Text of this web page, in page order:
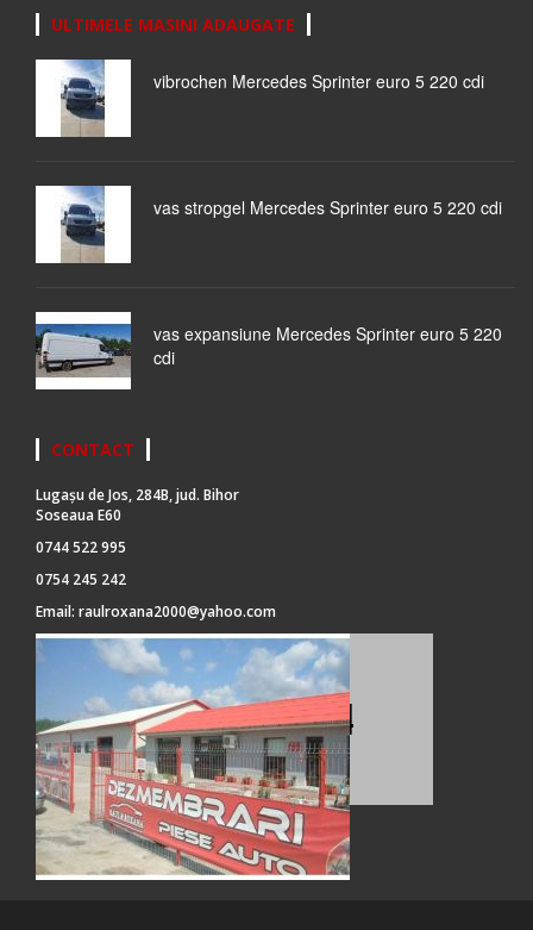
ULTIMELE MASINI ADAUGATE
vibrochen Mercedes Sprinter euro 5 220 cdi
vas stropgel Mercedes Sprinter euro 5 220 cdi
vas expansiune Mercedes Sprinter euro 5 220
cdi
CONTACT
Lugașu de Jos, 284B, jud. Bihor
Soseaua E60
0744 522 995
0754 245 242
Email: raulroxana2000@yahoo.com